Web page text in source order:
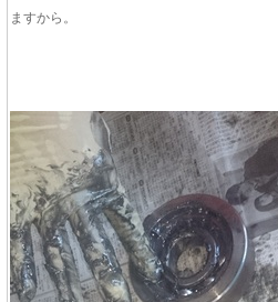
ますから。